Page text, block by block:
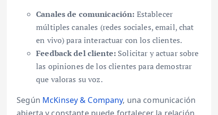
Canales de comunicación: Establecer
múltiples canales (redes sociales, email, chat
en vivo) para interactuar con los clientes.
Feedback del cliente: Solicitar y actuar sobre
las opiniones de los clientes para demostrar
que valoras su voz.
Según McKinsey & Company, una comunicación